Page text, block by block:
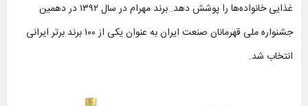
غذایی خانواده‌ها را پوشش دهد. برند مهرام در سال ۱۳۹۲ در دهمین
جشنواره ملی قهرمانان صنعت ایران به عنوان یکی از ۱۰۰ برند برتر ایرانی
انتخاب شد.